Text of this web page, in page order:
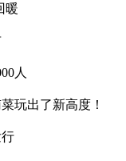
暖
人
玩出了新高度！